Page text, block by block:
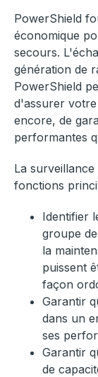
PowerShield
économique
secours.
génération de
PowerShield
d'assurer
encore, de
performantes
La
fonctions
Identifier
groupe
la
puissent
façon
Garantir
dans un
ses
Garantir
de